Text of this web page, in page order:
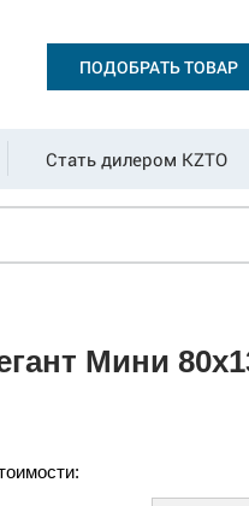
ПОДОБРАТЬ ТОВАР
Стать дилером KZTO
Мини